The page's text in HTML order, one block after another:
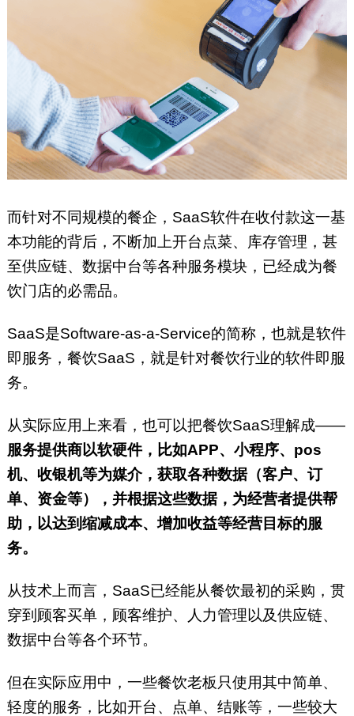
而针对不同规模的餐企，SaaS软件在收付款这一基
本功能的背后，不断加上开台点菜、库存管理，甚
至供应链、数据中台等各种服务模块，已经成为餐
饮门店的必需品。
SaaS是Software-as-a-Service的简称，也就是软件
即服务，餐饮SaaS，就是针对餐饮行业的软件即服
务。
从实际应用上来看，也可以把餐饮SaaS理解成——
服务提供商以软硬件，比如APP、小程序、pos
机、收银机等为媒介，获取各种数据（客户、订
单、资金等），并根据这些数据，为经营者提供帮
助，以达到缩减成本、增加收益等经营目标的服
务。
从技术上而言，SaaS已经能从餐饮最初的采购，贯
穿到顾客买单，顾客维护、人力管理以及供应链、
数据中台等各个环节。
但在实际应用中，一些餐饮老板只使用其中简单、
轻度的服务，比如开台、点单、结账等，一些较大